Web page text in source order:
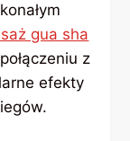
gua sha
z
efekty